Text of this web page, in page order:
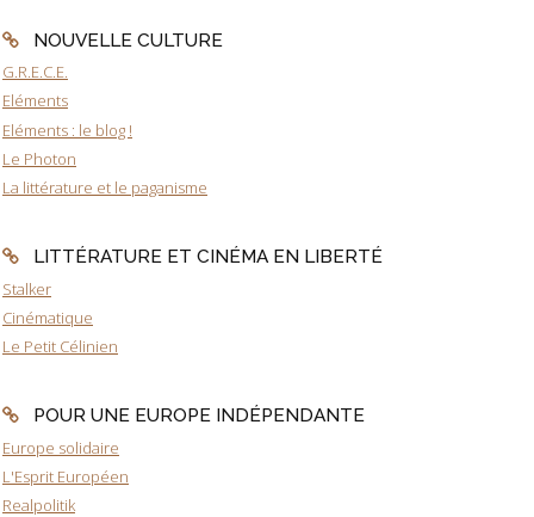
NOUVELLE CULTURE
G.R.E.C.E.
Eléments
Eléments : le blog !
Le Photon
La littérature et le paganisme
LITTÉRATURE ET CINÉMA EN LIBERTÉ
Stalker
Cinématique
Le Petit Célinien
POUR UNE EUROPE INDÉPENDANTE
Europe solidaire
L'Esprit Européen
Realpolitik